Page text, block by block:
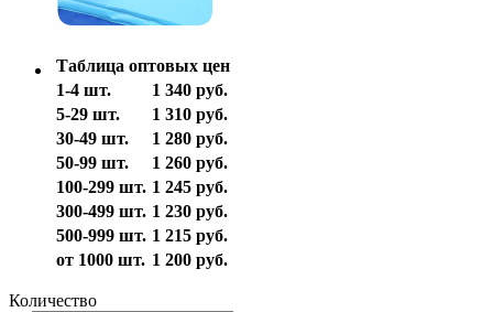
Таблица оптовых цен
1-4 шт.
1 340 руб.
5-29 шт.
1 310 руб.
30-49 шт.
1 280 руб.
50-99 шт.
1 260 руб.
100-299 шт. 1 245 руб.
300-499 шт. 1 230 руб.
500-999 шт. 1 215 руб.
от 1000 шт. 1 200 руб.
Количество